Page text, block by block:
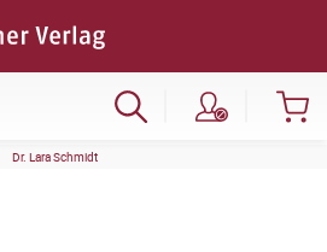
Dr. Lara Schmidt